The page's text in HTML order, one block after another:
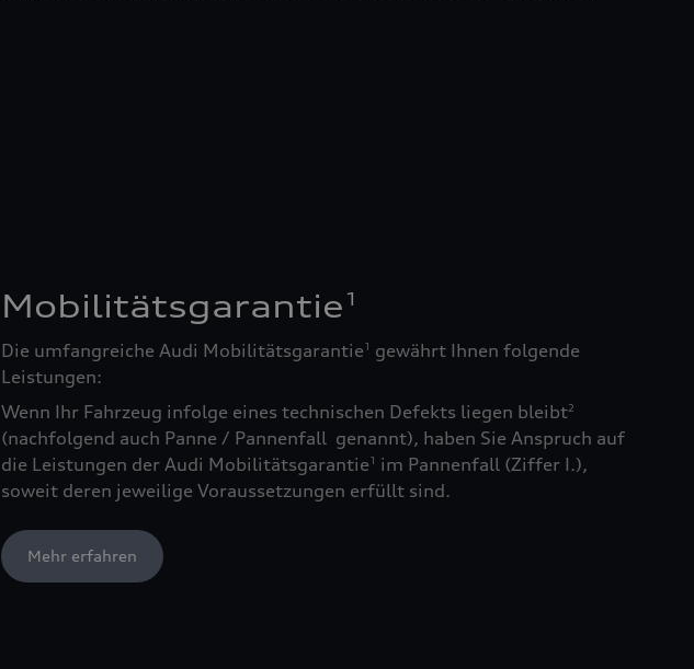
Mobilitätsgarantie 1
Die umfangreiche Audi Mobilitätsgarantie1
gewährt Ihnen folgende
Leistungen:
Wenn Ihr Fahrzeug infolge eines technischen Defekts liegen bleibt2
(nachfolgend auch Panne / Pannenfall genannt), haben Sie Anspruch auf
die Leistungen der Audi Mobilitätsgarantie1
im Pannenfall (Ziffer I.),
soweit deren jeweilige Voraussetzungen erfüllt sind.
Mehr erfahren